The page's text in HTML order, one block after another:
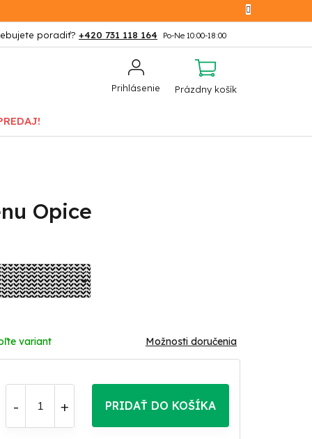
+420 731 118 164
Prihlásenie
NÁKUPNÝ
Prázdny košík
Opice
variant Možnosti doručenia
PRIDAŤ DO KOŠÍKA